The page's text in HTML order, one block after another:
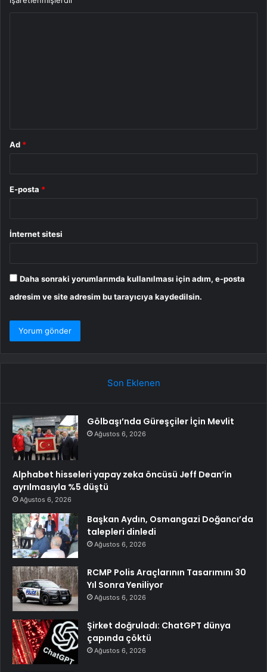
Ad *
E-posta *
İnternet sitesi
Daha sonraki yorumlarımda kullanılması için adım, e-posta
adresim ve site adresim bu tarayıcıya kaydedilsin.
Son Eklenen
Gölbaşı’nda Güreşçiler İçin Mevlit
Ağustos 6, 2026
Alphabet hisseleri yapay zeka öncüsü Jeff Dean’in
ayrılmasıyla %5 düştü
Ağustos 6, 2026
Başkan Aydın, Osmangazi Doğancı’da
talepleri dinledi
Ağustos 6, 2026
RCMP Polis Araçlarının Tasarımını 30
Yıl Sonra Yeniliyor
Ağustos 6, 2026
Şirket doğruladı: ChatGPT dünya
çapında çöktü
Ağustos 6, 2026